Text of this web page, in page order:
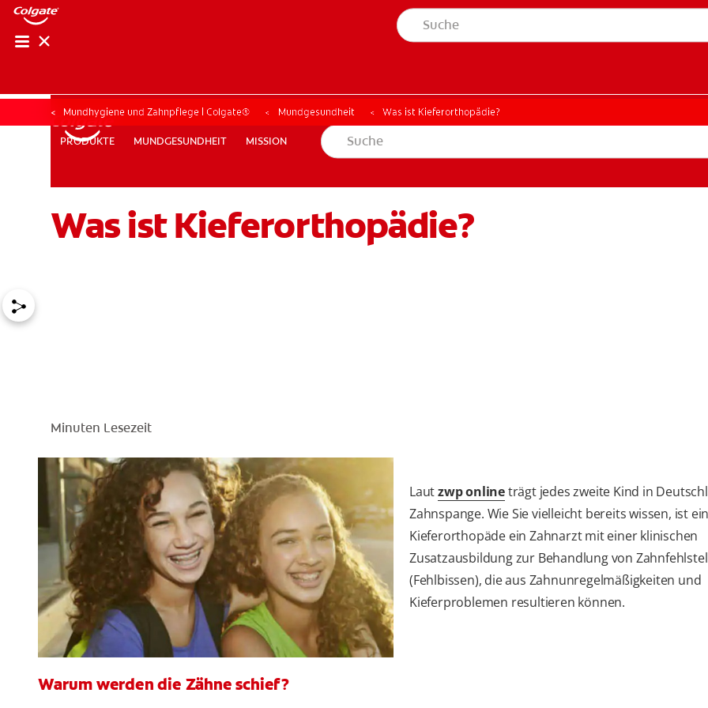
PRODUKTE MUNDGESUNDHEIT MISSION
FÜR FACHKREISE COLGATE® MARKENSHOP AT (DE)
PRODUKTE MUNDGESUNDHEIT MISSION
Mundhygiene und Zahnpflege | Colgate® Mundgesundheit Was ist Kieferorthopädie?
Was ist Kieferorthopädie?
Minuten Lesezeit
Lautzwp onlineträgt jedes zweite Kind in
Zahnspange. Wie Sie vielleicht bereits wissen, ist ein
Kieferorthopäde ein Zahnarzt mit einer klinischen
Zusatzausbildung zur Behandlung von
(Fehlbissen), die aus Zahnunregelmäßigkeiten und
Kieferproblemen resultieren können.
Warum werden die Zähne schief?